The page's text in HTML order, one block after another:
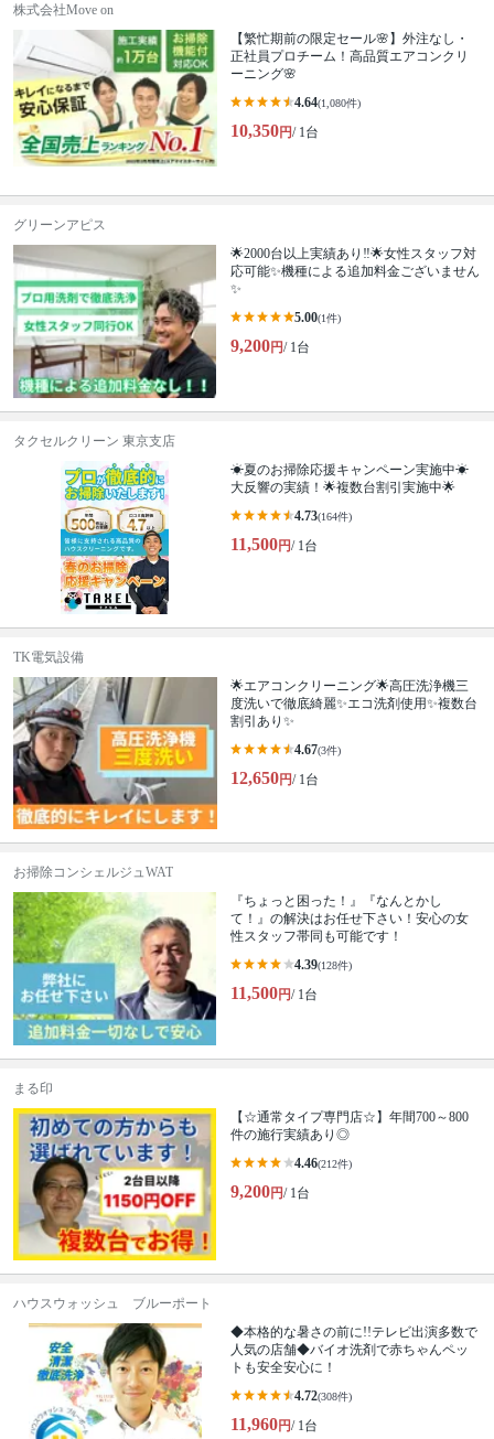
株式会社Move on
【繁忙期前の限定セール🌸】外注なし・
正社員プロチーム！高品質エアコンクリ
ーニング🌸
4.64(1,080件)
10,350円/ 1台
グリーンアピス
🌟2000台以上実績あり‼️🌟女性スタッフ対
応可能✨機種による追加料金ございません
✨
5.00(1件)
9,200円/ 1台
タクセルクリーン 東京支店
☀夏のお掃除応援キャンペーン実施中☀
大反響の実績！🌟複数台割引実施中🌟
4.73(164件)
11,500円/ 1台
TK電気設備
🌟エアコンクリーニング🌟高圧洗浄機三
度洗いで徹底綺麗✨エコ洗剤使用✨複数台
割引あり✨
4.67(3件)
12,650円/ 1台
お掃除コンシェルジュWAT
『ちょっと困った！』『なんとかし
て！』の解決はお任せ下さい！安心の女
性スタッフ帯同も可能です！
4.39(128件)
11,500円/ 1台
まる印
【☆通常タイプ専門店☆】年間700～800
件の施行実績あり◎
4.46(212件)
9,200円/ 1台
ハウスウォッシュ ブルーポート
◆本格的な暑さの前に!!テレビ出演多数で
人気の店舗◆バイオ洗剤で赤ちゃんペッ
トも安全安心に！
4.72(308件)
11,960円/ 1台